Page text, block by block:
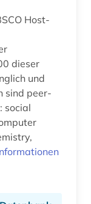
Host-
dieser
und
sind peer-